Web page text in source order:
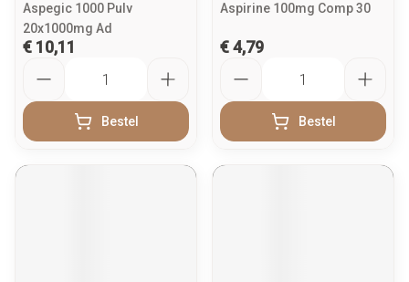
Aspegic 1000 Pulv
20x1000mg Ad
€ 10,11
Bestel
Aspirine 100mg Comp 30
€ 4,79
Bestel